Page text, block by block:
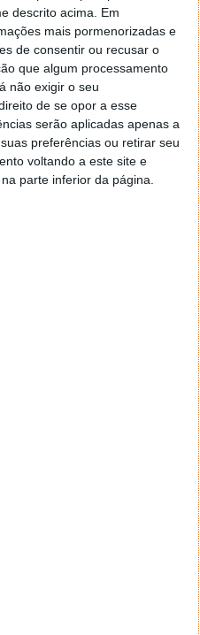
descrito acima. Em
mais pormenorizadas e
de consentir ou recusar o
que algum processamento
não exigir o seu
de se opor a esse
serão aplicadas apenas a
preferências ou retirar seu
voltando a este site e
parte inferior da página.
à conta. Assim, o
ter que colocar a sua
acesso à conta é o
de alguém - e
a conta do utilizador